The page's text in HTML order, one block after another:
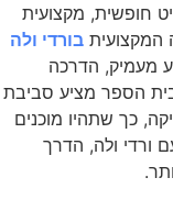
חופשית, מקצועית
המקצועית בורדי ולה
מעמיק, הדרכה
בית הספר מציע סביבת
כך שתהיו מוכנים
ורדי ולה, הדרך